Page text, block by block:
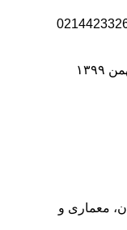
معماری و